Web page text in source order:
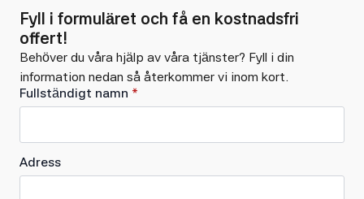
Fyll i formuläret och få en kostnadsfri
offert!
Behöver du våra hjälp av våra tjänster? Fyll i din
information nedan så återkommer vi inom kort.
Fullständigt namn *
Adress